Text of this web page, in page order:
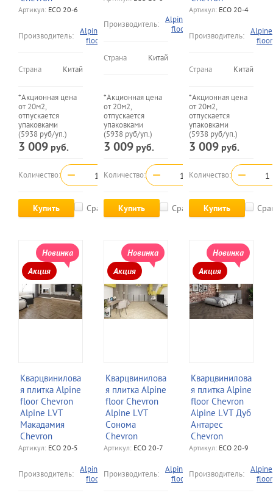
Артикул: ECO 20-6
Производитель:
Alpine
floor
Страна Китай
*Акционная цена
от 20м2,
отпускается
упаковками
(5938 руб/уп.)
3 009 руб.
Количество: − +
Купить Сравнить
Производитель: Alpine
floor
Страна Китай
*Акционная цена
от 20м2,
отпускается
упаковками
(5938 руб/уп.)
3 009 руб.
Количество: − +
Купить Сравнить
Артикул:ECO 20-4
Производитель: Alpine
floor
Страна Китай
*Акционная цена
от 20м2,
отпускается
упаковками
(5938 руб/уп.)
3 009руб.
Количество: −
Купить
Новинка
Акция
Кварцвинилова
я плитка Alpine
floor Chevron
Alpine LVT
Макадамия
Chevron
Артикул: ECO 20-5
Производитель:
Alpine
floor
Новинка
Акция
Кварцвинилова
я плитка Alpine
floor Chevron
Alpine LVT
Сонома
Chevron
Артикул: ECO 20-7
Производитель: Alpine
floor
Новинка
Акция
Кварцвинилова
я плитка Alpine
floor Chevron
Alpine LVT Дуб
Антарес
Chevron
Артикул:ECO 20-9
Производитель: Alpine
floor